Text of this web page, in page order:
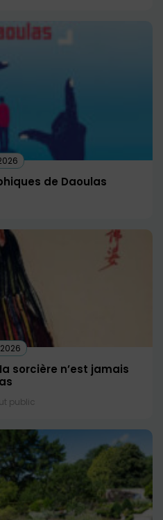
de Daoulas
sorcière n’est jamais
public